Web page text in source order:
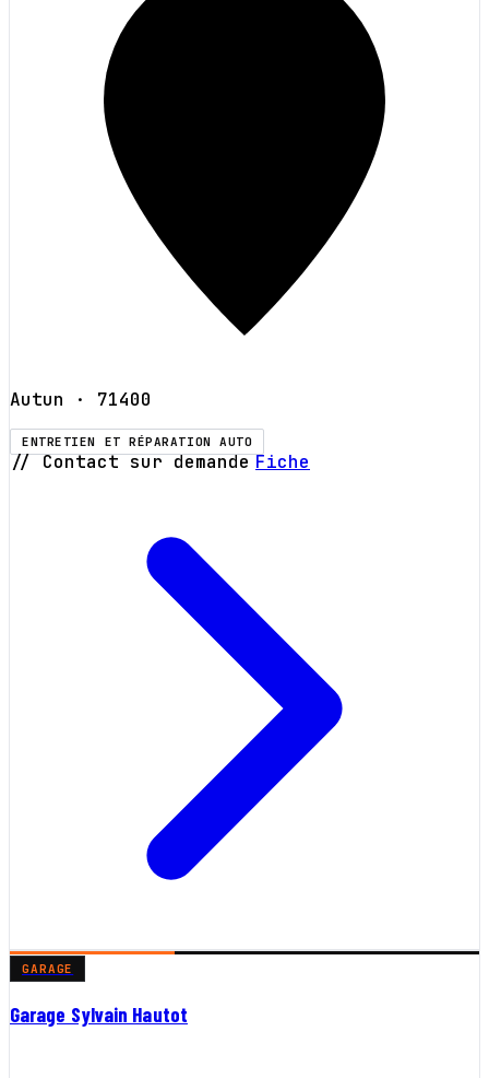
Autun · 71400
ENTRETIEN ET RÉPARATION AUTO
// Contact sur demande Fiche
GARAGE
Garage Sylvain Hautot